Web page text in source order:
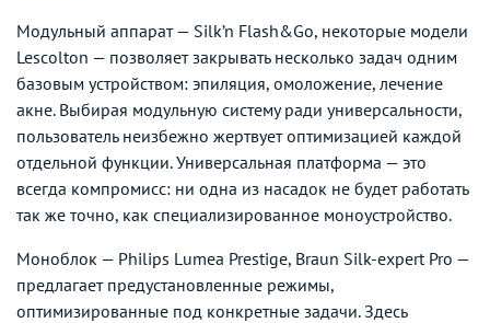
Модульный аппарат — Silk’n Flash&Go, некоторые модели
Lescolton — позволяет закрывать несколько задач одним
базовым устройством: эпиляция, омоложение, лечение
акне. Выбирая модульную систему ради универсальности,
пользователь неизбежно жертвует оптимизацией каждой
отдельной функции. Универсальная платформа — это
всегда компромисс: ни одна из насадок не будет работать
так же точно, как специализированное моноустройство.
Моноблок — Philips Lumea Prestige, Braun Silk-expert Pro —
предлагает предустановленные режимы,
оптимизированные под конкретные задачи. Здесь